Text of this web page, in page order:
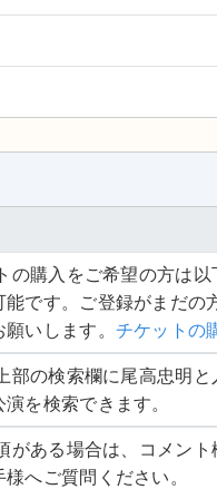
の購入をご希望の方は以
能です。ご登録がまだの
いします。 チケットの
部の検索欄に尾高忠明と
を検索できます。
がある場合は、コメント
へご質問ください。